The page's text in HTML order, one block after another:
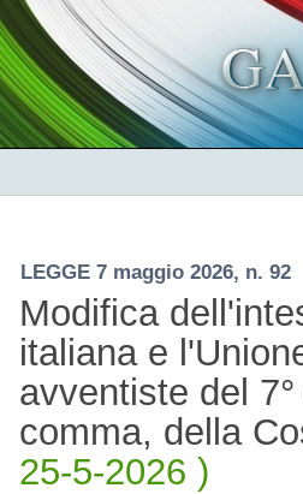
LEGGE 7 maggio 2026, n. 92
Modifica
italiana e
avventiste del
comma, della
25-5-2026 )